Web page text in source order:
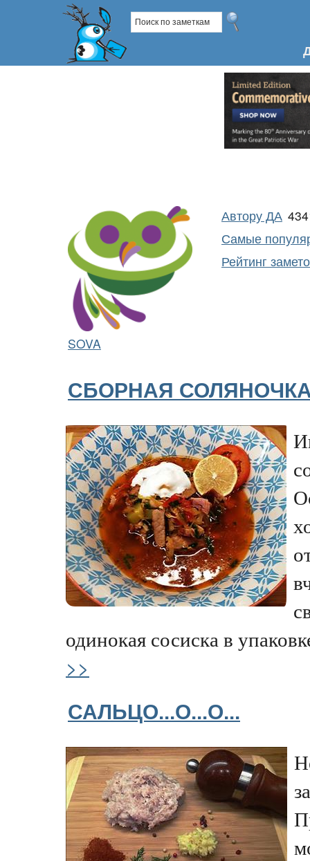
SOVA
Автору ДА
Самые
Рейтинг
СБОРНАЯ
одинокая сосиска в
>>
САЛЬЦО...О...О...